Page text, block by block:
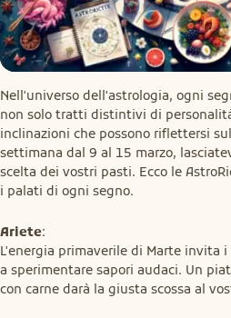
Nell'universo dell'astrologia, ogni
non solo tratti distintivi di
inclinazioni che possono riflettersi
settimana dal 9 al 15 marzo,
scelta dei vostri pasti. Ecco le
i palati di ogni segno.
Ariete:
L'energia primaverile di Marte invita
a sperimentare sapori audaci. Un
con carne darà la giusta scossa al